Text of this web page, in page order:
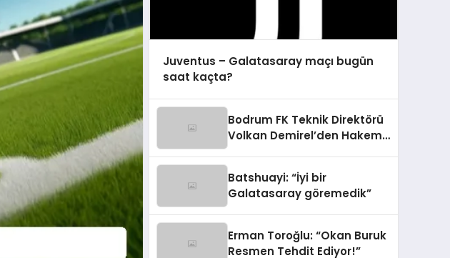
Juventus – Galatasaray maçı bugün
saat kaçta?
Bodrum FK Teknik Direktörü
Volkan Demirel’den Hakem
Batshuayi: “İyi bir
Galatasaray göremedik”
Erman Toroğlu: “Okan Buruk
Resmen Tehdit Ediyor!”